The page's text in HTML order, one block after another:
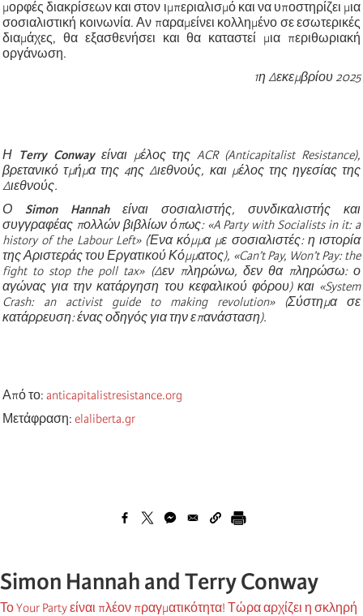
μορφές διακρίσεων και στον ιμπεριαλισμό και να υποστηρίζει μια
σοσιαλιστική κοινωνία. Αν παραμείνει κολλημένο σε εσωτερικές
διαμάχες, θα εξασθενήσει και θα καταστεί μια περιθωριακή
οργάνωση.
1η Δεκεμβρίου 2025
Η Terry Conwayείναι μέλος της ACR (Anticapitalist Resistance),
βρετανικό τμήμα της 4ης Διεθνούς, και μέλος της ηγεσίας της
Διεθνούς.
Ο Simon Hannahείναι σοσιαλιστής, συνδικαλιστής και
συγγραφέας πολλών βιβλίων όπως: «A Party with Socialists in it: a
history of the Labour Left» (Ένα κόμμα με σοσιαλιστές: η ιστορία
της Αριστεράς του Εργατικού Κόμματος), «Can’t Pay, Won’t Pay: the
fight to stop the poll tax» (Δεν πληρώνω, δεν θα πληρώσω: ο
αγώνας για την κατάργηση του κεφαλικού φόρου) και «System
Crash: an activist guide to making revolution» (Σύστημα σε
κατάρρευση: ένας οδηγός για την επανάσταση).
Από το: anticapitalistresistance.org
Μετάφραση: elaliberta.gr
Simon Hannah and Terry Conway
Το Your Party είναι πλέον πραγματικότητα! Τώρα αρχίζει η σκληρή